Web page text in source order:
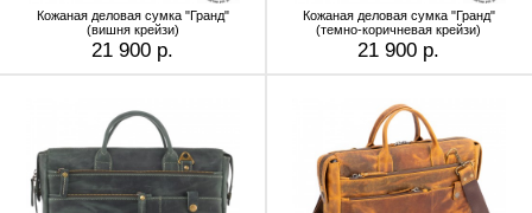
Кожаная деловая сумка "Гранд"
(вишня крейзи)
21 900 р.
Кожаная деловая сумка "Гранд"
(темно-коричневая крейзи)
21 900 р.